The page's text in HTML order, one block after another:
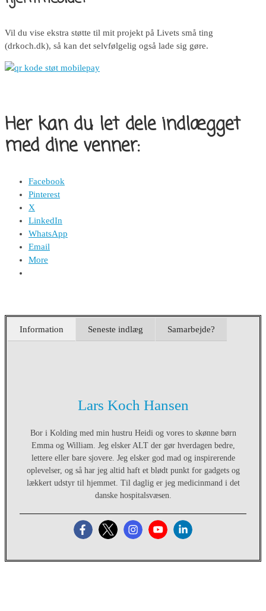
Vil du vise ekstra støtte til mit projekt på Livets små ting
(drkoch.dk), så kan det selvfølgelig også lade sig gøre.
Her kan du let dele indlægget
med dine venner:
Facebook
Pinterest
X
LinkedIn
WhatsApp
Email
More
Information Seneste indlæg Samarbejde?
Lars Koch Hansen
Bor i Kolding med min hustru Heidi og vores to skønne børn
Emma og William. Jeg elsker ALT der gør hverdagen bedre,
lettere eller bare sjovere. Jeg elsker god mad og inspirerende
oplevelser, og så har jeg altid haft et blødt punkt for gadgets og
lækkert udstyr til hjemmet. Til daglig er jeg medicinmand i det
danske hospitalsvæsen.